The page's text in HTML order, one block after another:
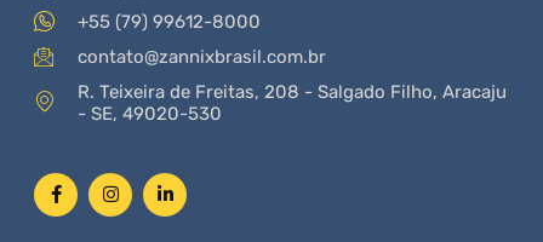
+55 (79) 99612-8000
contato@zannixbrasil.com.br
R. Teixeira de Freitas, 208 - Salgado Filho, Aracaju
- SE, 49020-530